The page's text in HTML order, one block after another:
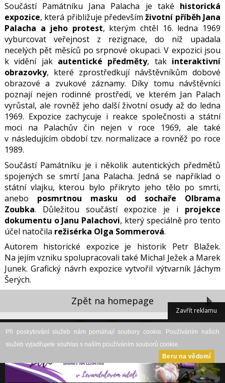
Při poskytování služeb nám pomáhají soubory cookie. Používáním našich
služeb vyjadřujete souhlas s naším používáním souborů cookie.
Beru na vědomí
Zavřít reklamu
Součástí Památníku Jana Palacha je také historická
expozice, která přibližuje předevšímživotní příběh Jana
Palacha a jeho protest, kterým chtěl 16. ledna 1969
vyburcovat veřejnost z rezignace, do níž upadala
necelých pět měsíců po srpnové okupaci. V expozici jsou
k vidění jak autentické předměty, tak interaktivní
obrazovky, které zprostředkují návštěvníkům dobové
obrazové a zvukové záznamy. Díky tomu návštěvníci
poznají nejen rodinné prostředí, ve kterém Jan Palach
vyrůstal, ale rovněž jeho další životní osudy až do ledna
1969. Expozice zachycuje i reakce společnosti a státní
moci na Palachův čin nejen v roce 1969, ale také
v následujícím období tzv. normalizace a rovněž po roce
1989.
Součástí Památníku je i několik autentických předmětů
spojených se smrtí Jana Palacha. Jedná se například o
státní vlajku, kterou bylo přikryto jeho tělo po smrti,
anebo posmrtnou masku
od sochaře Olbrama
Zoubka. Důležitou součástí expozice je i projekce
dokumentu o Janu Palachovi, který speciálně pro tento
účel natočila režisérka Olga Sommerová.
Autorem historické expozice je historik Petr Blažek.
Na jejím vzniku spolupracovali také Michal Ježek a Marek
Junek. Grafický návrh expozice vytvořil výtvarník Jáchym
Šerých.
Zpět na homepage
DESKTOP VERZE